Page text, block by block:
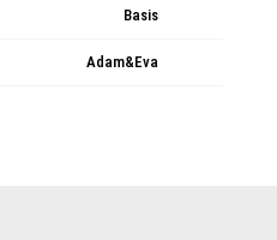
Basis
Adam&Eva